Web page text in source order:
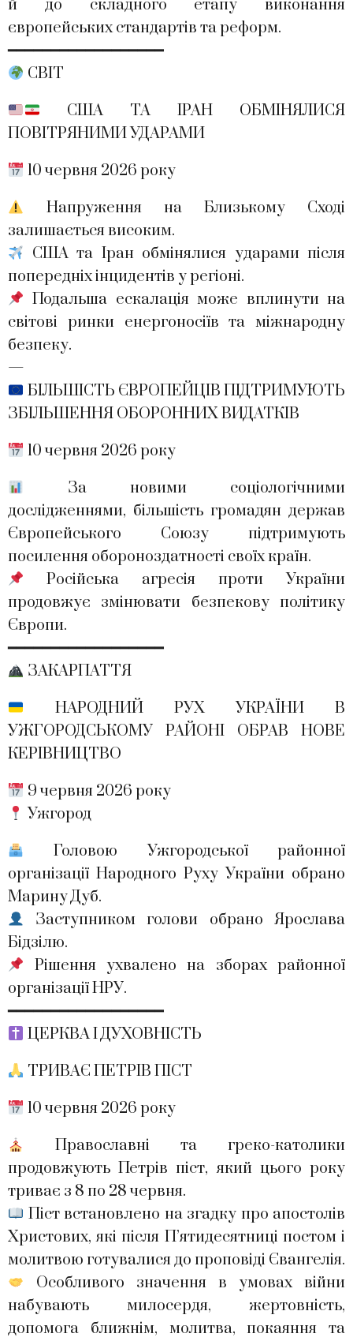
й до складного етапу виконання
європейських стандартів та реформ.
━━━━━━━━━━━━━━━━━━
СВІТ
США ТА ІРАН ОБМІНЯЛИСЯ
ПОВІТРЯНИМИ УДАРАМИ
10 червня 2026 року
Напруження на Близькому Сході
залишається високим.
США та Іран обмінялися ударами після
попередніх інцидентів у регіоні.
Подальша ескалація може вплинути на
світові ринки енергоносіїв та міжнародну
безпеку.
—
БІЛЬШІСТЬ ЄВРОПЕЙЦІВ ПІДТРИМУЮТЬ
ЗБІЛЬШЕННЯ ОБОРОННИХ ВИДАТКІВ
10 червня 2026 року
За новими соціологічними
дослідженнями, більшість громадян держав
Європейського Союзу підтримують
посилення обороноздатності своїх країн.
Російська агресія проти України
продовжує змінювати безпекову політику
Європи.
━━━━━━━━━━━━━━━━━━
ЗАКАРПАТТЯ
НАРОДНИЙ РУХ УКРАЇНИ В
УЖГОРОДСЬКОМУ РАЙОНІ ОБРАВ НОВЕ
КЕРІВНИЦТВО
9 червня 2026 року
Ужгород
Головою Ужгородської районної
організації Народного Руху України обрано
Марину Дуб.
Заступником голови обрано Ярослава
Бідзілю.
Рішення ухвалено на зборах районної
організації НРУ.
━━━━━━━━━━━━━━━━━━
ЦЕРКВА І ДУХОВНІСТЬ
ТРИВАЄ ПЕТРІВ ПІСТ
10 червня 2026 року
Православні та греко-католики
продовжують Петрів піст, який цього року
триває з 8 по 28 червня.
Піст встановлено на згадку про апостолів
Христових, які після П’ятидесятниці постом і
молитвою готувалися до проповіді Євангелія.
Особливого значення в умовах війни
набувають милосердя, жертовність,
допомога ближнім, молитва, покаяння та